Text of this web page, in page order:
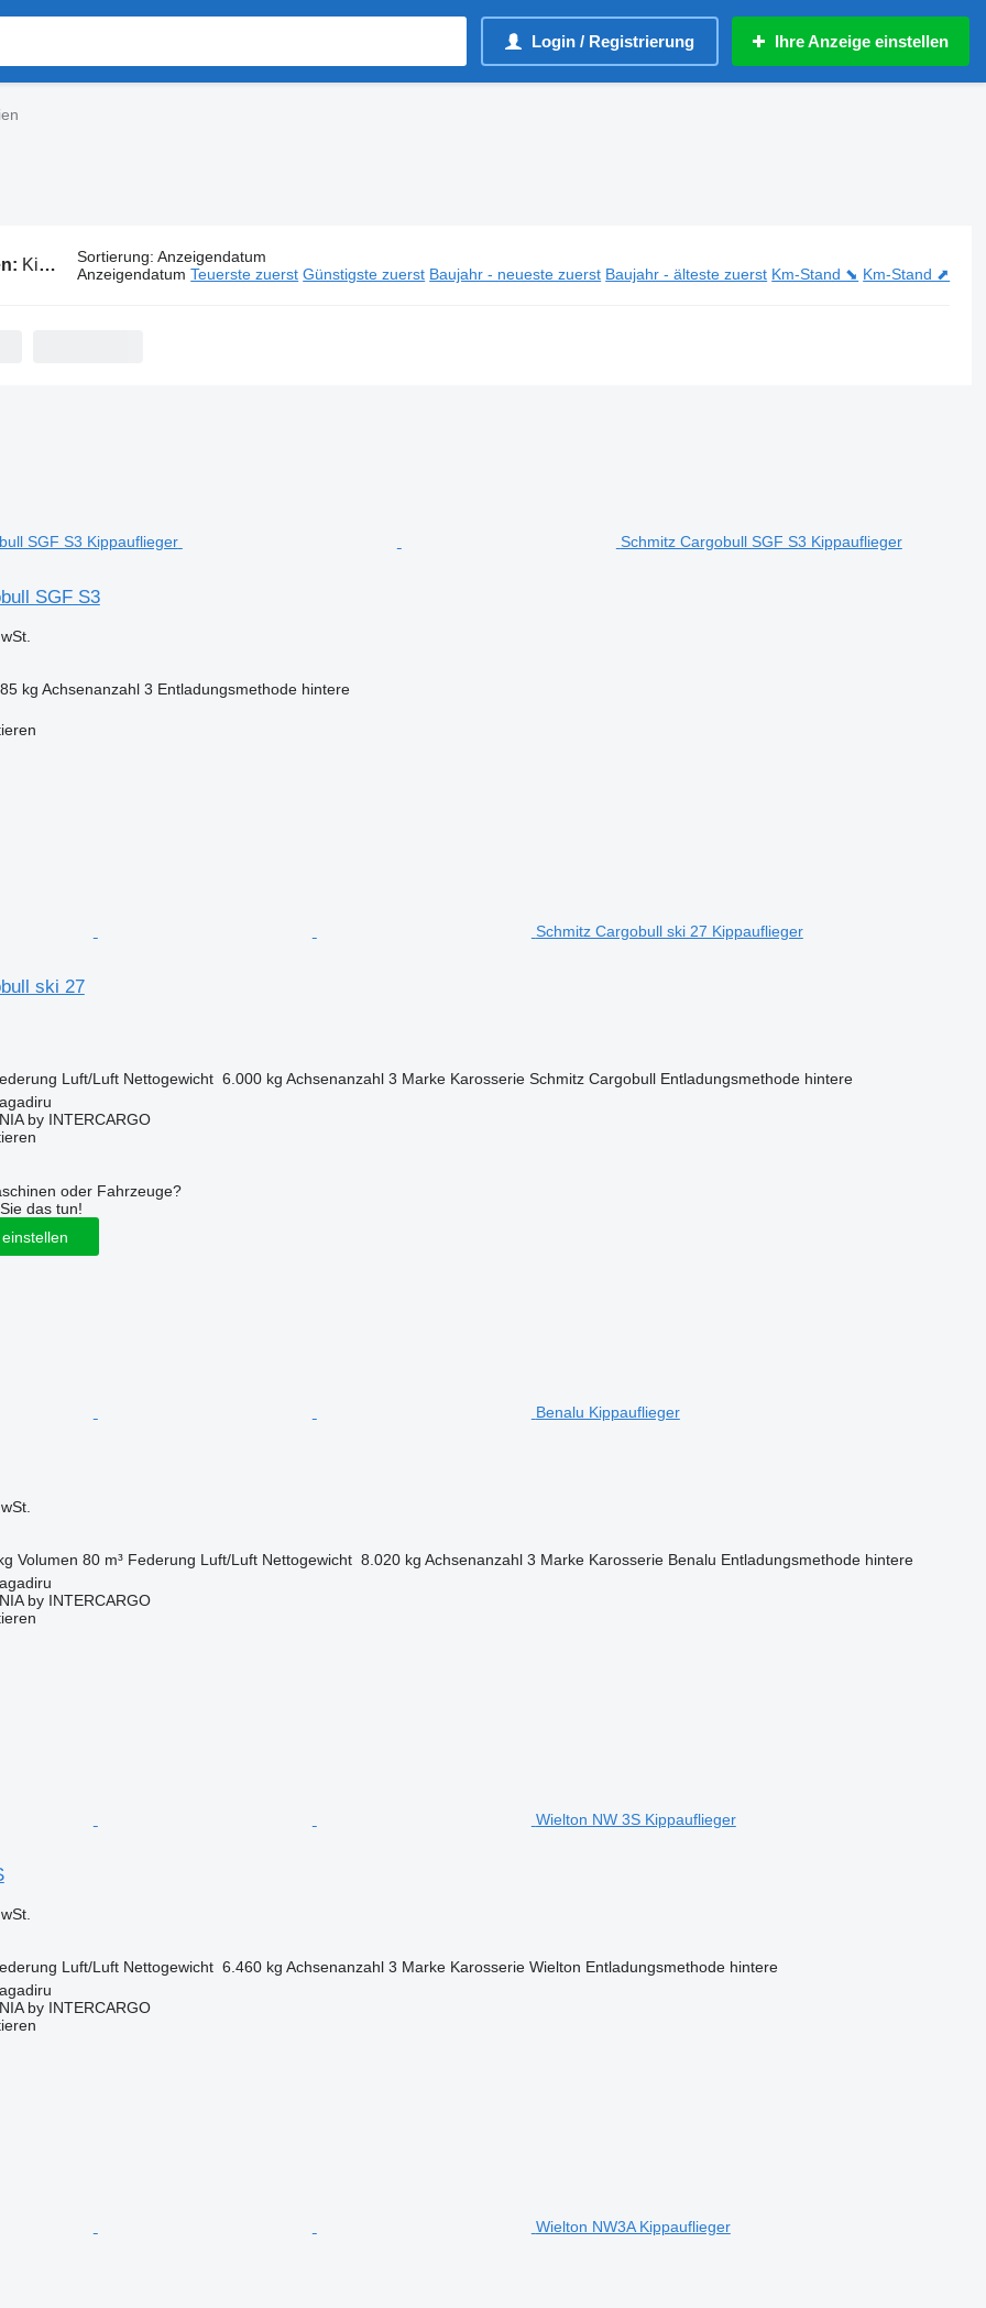
Login / Registrierung Ihre Anzeige einstellen
Kippauflieger aus Rumänien Sortierung: Anzeigendatum
Anzeigendatum Teuerste zuerst Günstigste zuerst Baujahr - neueste zuerst Baujahr - älteste zuerst Km-Stand ⬊ Km-Stand ⬈
Schmitz Cargobull SGF S3 Kippauflieger
SGF S3
kg Achsenanzahl 3 Entladungsmethode hintere
Schmitz Cargobull ski 27 Kippauflieger
ski 27
Luft/Luft Nettogewicht 6.000 kg Achsenanzahl 3 Marke Karosserie Schmitz Cargobull Entladungsmethode hintere
by INTERCARGO
oder Fahrzeuge?
das tun!
Benalu Kippauflieger
Volumen 80 m³ Federung Luft/Luft Nettogewicht 8.020 kg Achsenanzahl 3 Marke Karosserie Benalu Entladungsmethode hintere
by INTERCARGO
Wielton NW 3S Kippauflieger
Luft/Luft Nettogewicht 6.460 kg Achsenanzahl 3 Marke Karosserie Wielton Entladungsmethode hintere
by INTERCARGO
Wielton NW3A Kippauflieger